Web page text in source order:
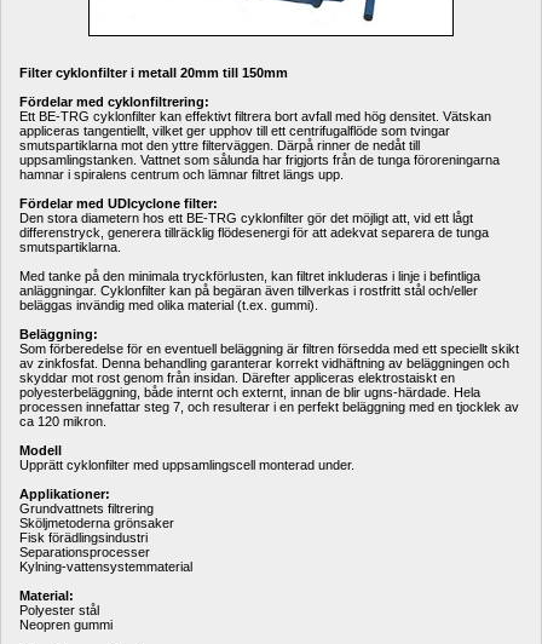
Filter cyklonfilter i metall 20mm till 150mm
Fördelar med cyklonfiltrering:
Ett BE-TRG cyklonfilter kan effektivt filtrera bort avfall med hög densitet. Vätskan
appliceras tangentiellt, vilket ger upphov till ett centrifugalflöde som tvingar
smutspartiklarna mot den yttre filterväggen. Därpå rinner de nedåt till
uppsamlingstanken. Vattnet som sålunda har frigjorts från de tunga föroreningarna
hamnar i spiralens centrum och lämnar filtret längs upp.
Fördelar med UDIcyclone filter:
Den stora diametern hos ett BE-TRG cyklonfilter gör det möjligt att, vid ett lågt
differenstryck, generera tillräcklig flödesenergi för att adekvat separera de tunga
smutspartiklarna.
Med tanke på den minimala tryckförlusten, kan filtret inkluderas i linje i befintliga
anläggningar. Cyklonfilter kan på begäran även tillverkas i rostfritt stål och/eller
beläggas invändig med olika material (t.ex. gummi).
Beläggning:
Som förberedelse för en eventuell beläggning är filtren försedda med ett speciellt skikt
av zinkfosfat. Denna behandling garanterar korrekt vidhäftning av beläggningen och
skyddar mot rost genom från insidan. Därefter appliceras elektrostaiskt en
polyesterbeläggning, både internt och externt, innan de blir ugns-härdade. Hela
processen innefattar steg 7, och resulterar i en perfekt beläggning med en tjocklek av
ca 120 mikron.
Modell
Upprätt cyklonfilter med uppsamlingscell monterad under.
Applikationer:
Grundvattnets filtrering
Sköljmetoderna grönsaker
Fisk förädlingsindustri
Separationsprocesser
Kylning-vattensystemmaterial
Material:
Polyester stål
Neopren gummi